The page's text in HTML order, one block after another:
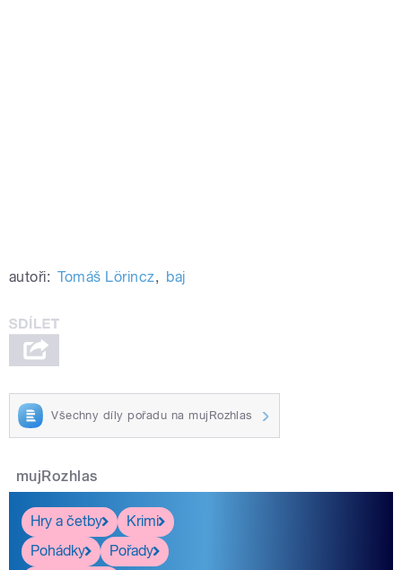
autoři: Tomáš Lörincz, baj
Všechny díly pořadu na mujRozhlas
mujRozhlas
Hry a četby
Krimi
Pohádky
Pořady